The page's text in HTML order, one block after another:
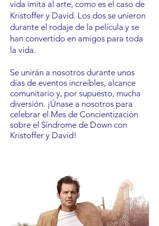
vida imita al arte, como es el caso de
Kristoffer y David. Los dos se unieron
durante el rodaje de la película y se
han convertido en amigos para toda
la vida.
Se unirán a nosotros durante unos
días de eventos increíbles, alcance
comunitario y, por supuesto, mucha
diversión. ¡Únase a nosotros para
celebrar el Mes de Concientización
sobre el Síndrome de Down con
Kristoffer y David!